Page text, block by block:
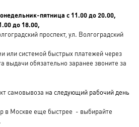
пятница с 11.00 до 20.00,
до 18.00,
проспект, ул. Волгоградский
или системой быстрых платежей через
выдачи обязательно заранее звоните за
самовывоза на следующий рабочий день
в Москве еще быстрее - выбирайте